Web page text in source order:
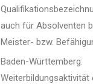
auch für Absolventen
Meister- bzw.
Baden-Württemberg:
Weiterbildungsaktivität